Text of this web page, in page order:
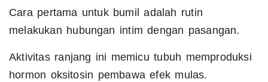
Cara pertama untuk bumil adalah rutin
melakukan hubungan intim dengan pasangan.
Aktivitas ranjang ini memicu tubuh memproduksi
hormon oksitosin pembawa efek mulas.